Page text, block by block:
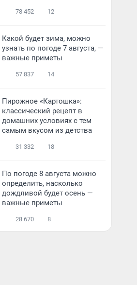
78 452 12
Какой будет зима, можно
узнать по погоде 7 августа, —
важные приметы
57 837 14
Пирожное «Картошка»:
классический рецепт в
домашних условиях с тем
самым вкусом из детства
31 332 18
По погоде 8 августа можно
определить, насколько
дождливой будет осень —
важные приметы
28 670 8